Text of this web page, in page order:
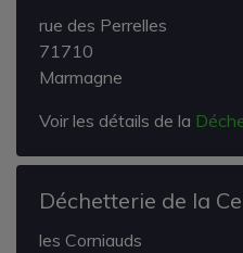
rue des Perrelles
71710
Marmagne
Voir les détails de la
Déchetterie de la
les Corniauds